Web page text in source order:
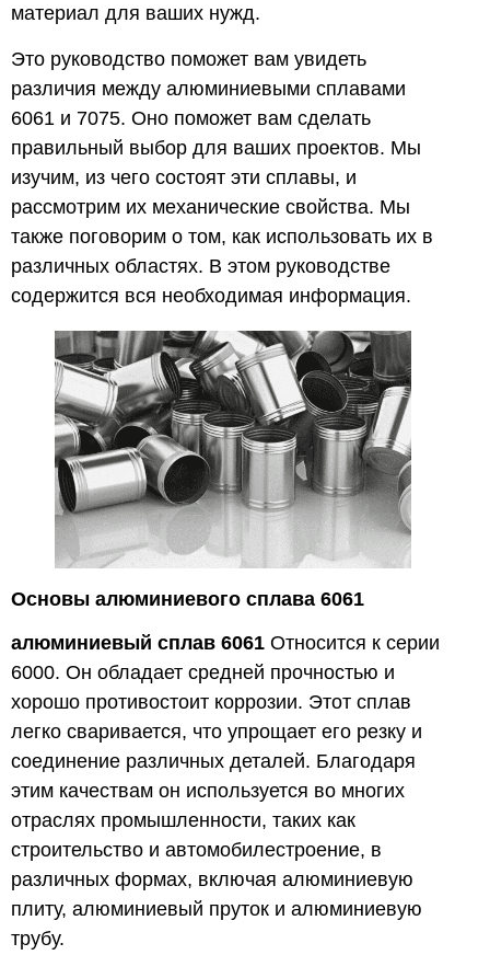
материал для ваших нужд.
Это руководство поможет вам увидеть
различия между алюминиевыми сплавами
6061 и 7075. Оно поможет вам сделать
правильный выбор для ваших проектов. Мы
изучим, из чего состоят эти сплавы, и
рассмотрим их механические свойства. Мы
также поговорим о том, как использовать их в
различных областях. В этом руководстве
содержится вся необходимая информация.
Основы алюминиевого сплава 6061
алюминиевый сплав 6061 Относится к серии
6000. Он обладает средней прочностью и
хорошо противостоит коррозии. Этот сплав
легко сваривается, что упрощает его резку и
соединение различных деталей. Благодаря
этим качествам он используется во многих
отраслях промышленности, таких как
строительство и автомобилестроение, в
различных формах, включая алюминиевую
плиту, алюминиевый пруток и алюминиевую
трубу.